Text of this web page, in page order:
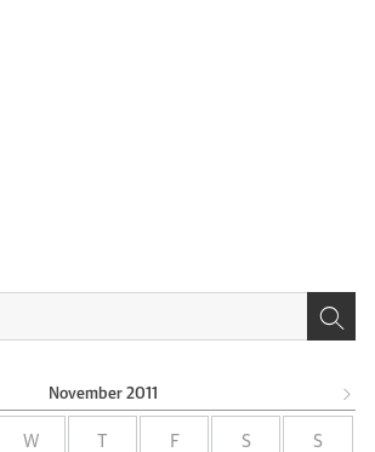
November 2011
W F S S